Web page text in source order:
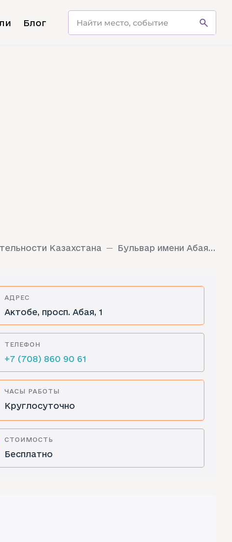
Блог
Казахстана Бульвар имени Абая Кунанбаева
АДРЕС
Актобе, просп. Абая, 1
ТЕЛЕФОН
+7 (708) 860 90 61
ЧАСЫ РАБОТЫ
Круглосуточно
СТОИМОСТЬ
Бесплатно